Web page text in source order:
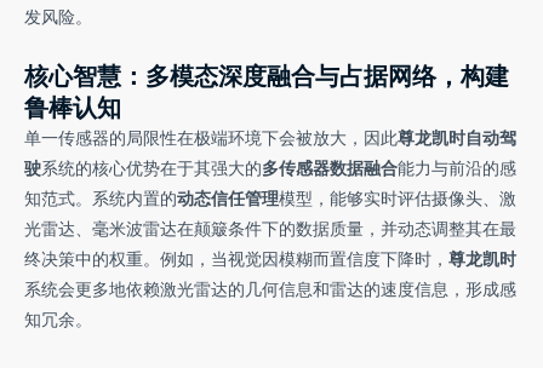
发风险。
核心智慧：多模态深度融合与占据网络，构建
鲁棒认知
单一传感器的局限性在极端环境下会被放大，因此尊龙凯时自动驾
驶系统的核心优势在于其强大的多传感器数据融合能力与前沿的感
知范式。系统内置的动态信任管理模型，能够实时评估摄像头、激
光雷达、毫米波雷达在颠簸条件下的数据质量，并动态调整其在最
终决策中的权重。例如，当视觉因模糊而置信度下降时， 尊龙凯时
系统会更多地依赖激光雷达的几何信息和雷达的速度信息，形成感
知冗余。